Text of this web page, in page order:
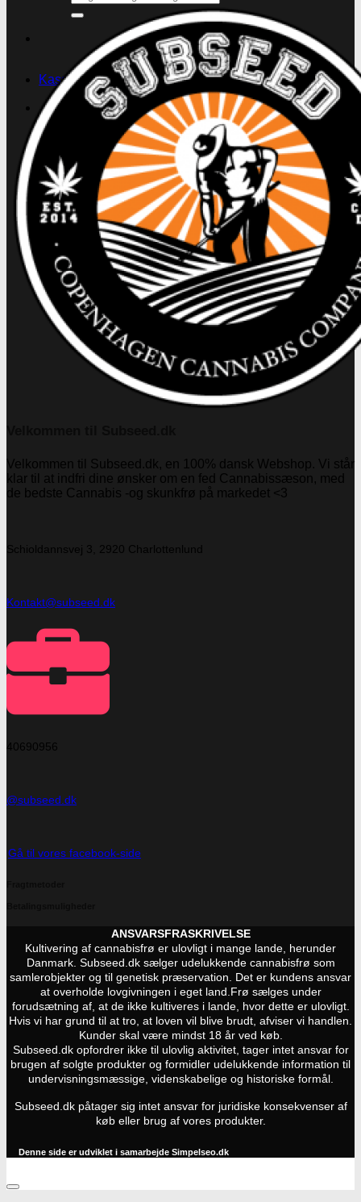
efter:
Kasse +
Velkommen til Subseed.dk, en 100% dansk Webshop. Vi står
klar til at indfri dine ønsker om en fed Cannabissæson, med
de bedste Cannabis -og skunkfrø på markedet <3
Schioldannsvej 3, 2920 Charlottenlund
Kontakt@subseed.dk
40690956
@subseed.dk
Gå til vores facebook-side
ANSVARSFRASKRIVELSE
Kultivering af cannabisfrø er ulovligt i mange lande, herunder
Danmark. Subseed.dk sælger udelukkende cannabisfrø som
samlerobjekter og til genetisk præservation. Det er kundens ansvar
at overholde lovgivningen i eget land. Frø sælges under
forudsætning af, at de ikke kultiveres i lande, hvor dette er ulovligt.
Hvis vi har grund til at tro, at loven vil blive brudt, afviser vi handlen.
Kunder skal være mindst 18 år ved køb.
Subseed.dk opfordrer ikke til ulovlig aktivitet, tager intet ansvar for
brugen af solgte produkter og formidler udelukkende information til
undervisningsmæssige, videnskabelige og historiske formål.
Subseed.dk påtager sig intet ansvar for juridiske konsekvenser af
køb eller brug af vores produkter.
Denne side er udviklet i samarbejde Simpelseo.dk